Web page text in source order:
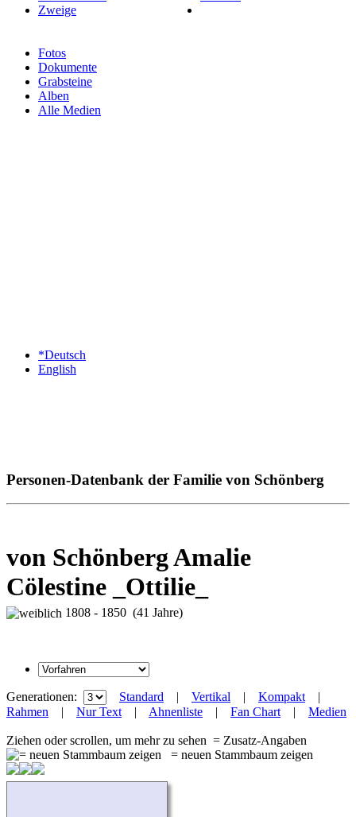
Fotos
Dokumente
Grabsteine
Alben
Alle Medien
Zweige
*Deutsch
English
Personen-Datenbank der Familie von Schönberg
von Schönberg Amalie
Cölestine _Ottilie_
1808 - 1850 (41 Jahre)
Generationen: Standard | Vertikal | Kompakt |
Rahmen | Nur Text | Ahnenliste | Fan Chart | Medien
Ziehen oder scrollen, um mehr zu sehen = Zusatz-Angaben
= neuen Stammbaum zeigen